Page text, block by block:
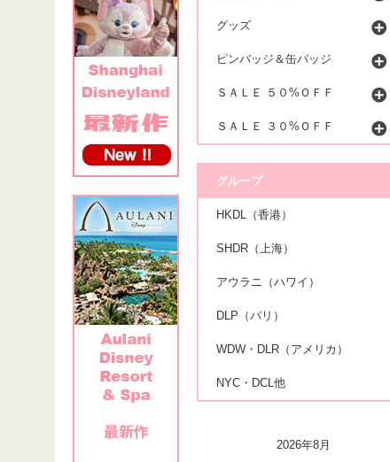
グッズ
ピンバッジ＆缶バッジ
ＳＡＬＥ ５０%ＯＦＦ
ＳＡＬＥ ３０%ＯＦＦ
グループ
HKDL（香港）
SHDR（上海）
アウラニ（ハワイ）
DLP（パリ）
WDW・DLR（アメリカ）
NYC・DCL他
2026年8月